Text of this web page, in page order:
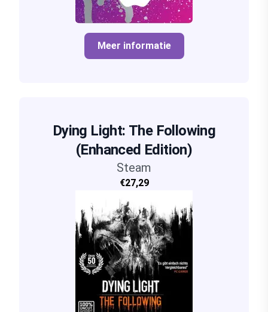
Meer informatie
Dying Light: The Following
(Enhanced Edition)
Steam
€27,29